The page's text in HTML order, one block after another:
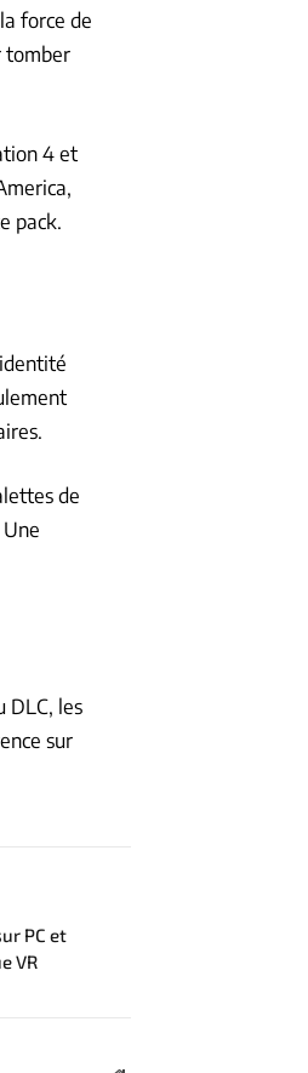
force de
tomber
4 et
pack.
de
Une
DLC, les
sur
PC et
VR